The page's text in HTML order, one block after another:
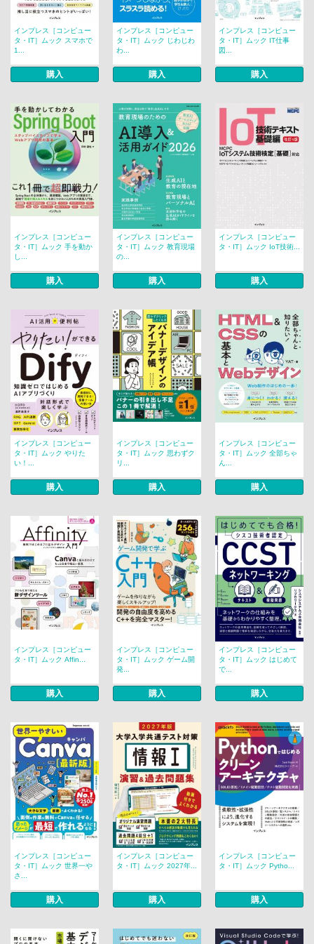
インプレス［コンピュー
タ・IT］ムック スマホで
1...
購入
インプレス［コンピュー
タ・IT］ムック じわじわ
わ...
購入
インプレス［コンピュー
タ・IT］ムック IT仕事
図...
購入
インプレス［コンピュー
タ・IT］ムック 手を動か
し...
購入
インプレス［コンピュー
タ・IT］ムック 教育現場
の...
購入
インプレス［コンピュー
タ・IT］ムック IoT技術...
購入
インプレス［コンピュー
タ・IT］ムック やりた
い！...
購入
インプレス［コンピュー
タ・IT］ムック 思わずク
リ...
購入
インプレス［コンピュー
タ・IT］ムック 全部ちゃ
ん...
購入
インプレス［コンピュー
タ・IT］ムック Affin...
購入
インプレス［コンピュー
タ・IT］ムック ゲーム開
発...
購入
インプレス［コンピュー
タ・IT］ムック はじめて
で...
購入
インプレス［コンピュー
タ・IT］ムック 世界一や
さ...
購入
インプレス［コンピュー
タ・IT］ムック 2027年...
購入
インプレス［コンピュー
タ・IT］ムック Pytho...
購入